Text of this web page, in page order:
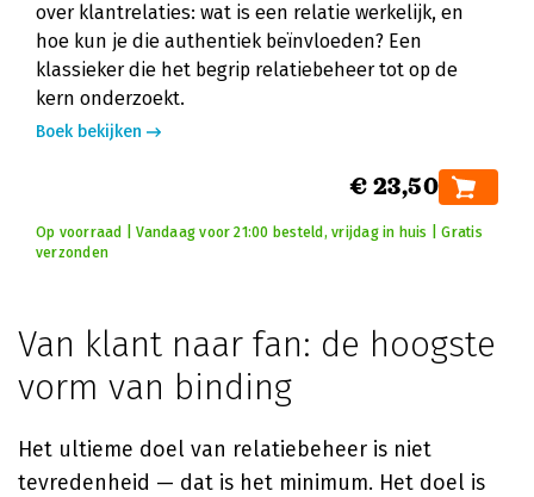
over klantrelaties: wat is een relatie werkelijk, en
hoe kun je die authentiek beïnvloeden? Een
klassieker die het begrip relatiebeheer tot op de
kern onderzoekt.
Boek bekijken
€ 23,50
Op voorraad | Vandaag voor 21:00 besteld, vrijdag in huis | Gratis
verzonden
Van klant naar fan: de hoogste
vorm van binding
Het ultieme doel van relatiebeheer is niet
tevredenheid — dat is het minimum. Het doel is